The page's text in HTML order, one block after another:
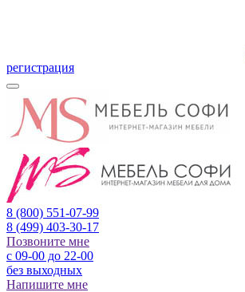
регистрация
8 (800) 551-07-99
8 (499) 403-30-17
Позвоните мне
с 09-00 до 22-00
без выходных
Напишите мне